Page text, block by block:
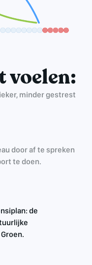
voelen:
minder gestrest
door af te spreken
te doen.
de